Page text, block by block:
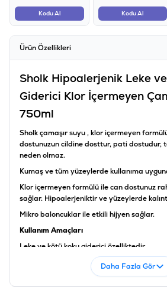
Kodu Al
Kodu Al
Ürün Özellikleri
Sholk Hipoalerjenik Leke
Giderici Klor İçermeyen
750ml
Sholk çamaşır suyu , klor içermeyen
dostunuzun cildine dosttur, pati dostudur,
neden olmaz.
Kumaş ve tüm yüzeylerde kullanıma
Klor içermeyen formülü ile can dostunuz
sağlar. Hipoalerjeniktir ve yüzeylerde k
Mikro baloncuklar ile etkili hijyen sağlar.
Kullanım Amaçları
Leke ve kötü koku giderici özelliktedir.
Kumaş ve tüm yüzeylerde kullanıma
Uzun süre yattığı yerin (kedi & köpek
Daha Fazla Gör